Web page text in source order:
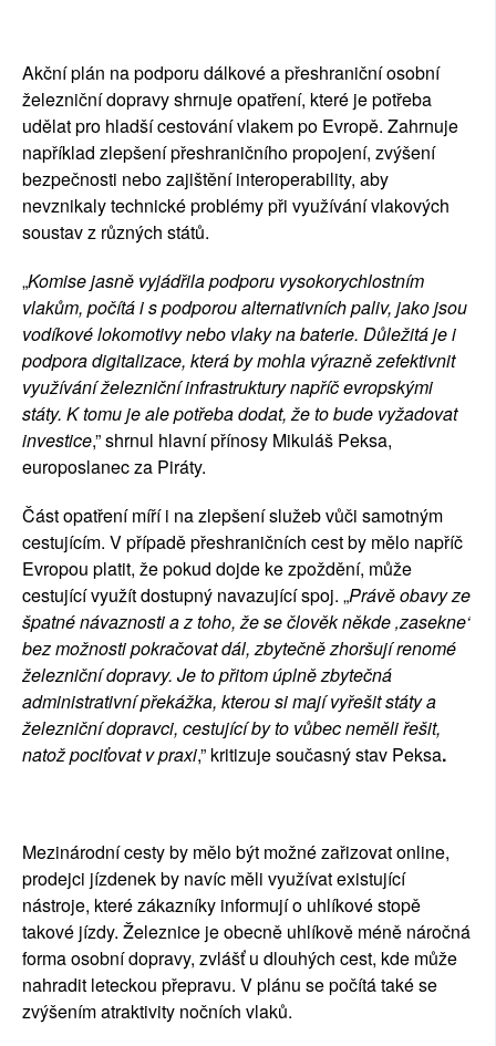
Akční plán na podporu dálkové a přeshraniční osobní
železniční dopravy shrnuje opatření, které je potřeba
udělat pro hladší cestování vlakem po Evropě. Zahrnuje
například zlepšení přeshraničního propojení, zvýšení
bezpečnosti nebo zajištění interoperability, aby
nevznikaly technické problémy při využívání vlakových
soustav z různých států.
„Komise jasně vyjádřila podporu vysokorychlostním
vlakům, počítá i s podporou alternativních paliv, jako jsou
vodíkové lokomotivy nebo vlaky na baterie. Důležitá je i
podpora digitalizace, která by mohla výrazně zefektivnit
využívání železniční infrastruktury napříč evropskými
státy. K tomu je ale potřeba dodat, že to bude vyžadovat
investice,” shrnul hlavní přínosy Mikuláš Peksa,
europoslanec za Piráty.
Část opatření míří i na zlepšení služeb vůči samotným
cestujícím. V případě přeshraničních cest by mělo napříč
Evropou platit, že pokud dojde ke zpoždění, může
cestující využít dostupný navazující spoj. „Právě obavy ze
špatné návaznosti a z toho, že se člověk někde ‚zasekne‘
bez možnosti pokračovat dál, zbytečně zhoršují renomé
železniční dopravy. Je to přitom úplně zbytečná
administrativní překážka, kterou si mají vyřešit státy a
železniční dopravci, cestující by to vůbec neměli řešit,
natož pociťovat v praxi,” kritizuje současný stav Peksa.
Mezinárodní cesty by mělo být možné zařizovat online,
prodejci jízdenek by navíc měli využívat existující
nástroje, které zákazníky informují o uhlíkové stopě
takové jízdy. Železnice je obecně uhlíkově méně náročná
forma osobní dopravy, zvlášť u dlouhých cest, kde může
nahradit leteckou přepravu. V plánu se počítá také se
zvýšením atraktivity nočních vlaků.